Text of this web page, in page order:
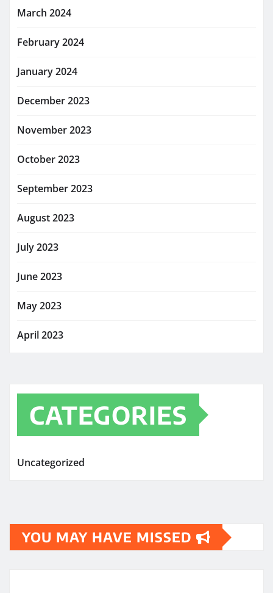
March 2024
February 2024
January 2024
December 2023
November 2023
October 2023
September 2023
August 2023
July 2023
June 2023
May 2023
April 2023
CATEGORIES
Uncategorized
YOU MAY HAVE MISSED